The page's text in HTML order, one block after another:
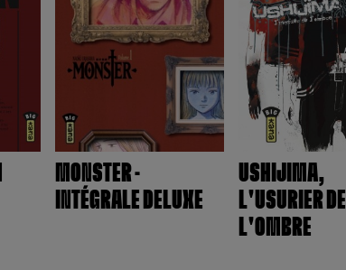
MONSTER -
INTÉGRALE DELUXE
USHIJIMA,
L'USURIER DE
L'OMBRE